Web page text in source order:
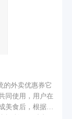
，为社会管理工
明、职权清晰、
互联互通，构建
新机制。实现基
福感的明显提
、街办、社区
， 对于宣传社
区的管理效率、
、为榆林智慧城
。 本次建设目
的外卖优惠券它
同使用，用户在
美食后，根据商